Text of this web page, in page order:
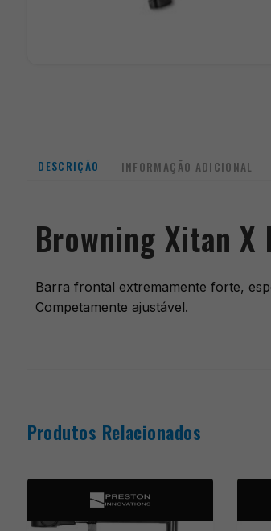
DESCRIÇÃO INFORMAÇÃO ADICIONAL
Browning Xitan X
Barra frontal extremamente forte,
Competamente ajustável.
Produtos Relacionados